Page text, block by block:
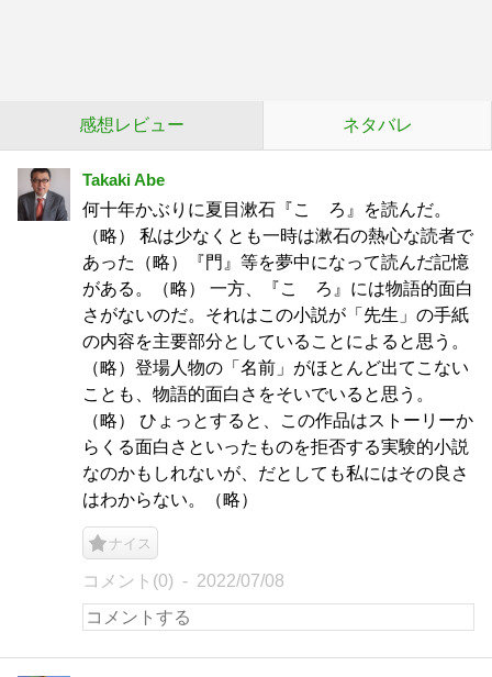
感想レビュー ネタバレ
Takaki Abe
何十年かぶりに夏目漱石『こゝろ』を読んだ。
（略） 私は少なくとも一時は漱石の熱心な読者で
あった（略）『門』等を夢中になって読んだ記憶
がある。（略） 一方、『こゝろ』には物語的面白
さがないのだ。それはこの小説が「先生」の手紙
の内容を主要部分としていることによると思う。
（略）登場人物の「名前」がほとんど出てこない
ことも、物語的面白さをそいでいると思う。
（略） ひょっとすると、この作品はストーリーか
らくる面白さといったものを拒否する実験的小説
なのかもしれないが、だとしても私にはその良さ
はわからない。（略）
ナイス
コメント(0) 2022/07/08